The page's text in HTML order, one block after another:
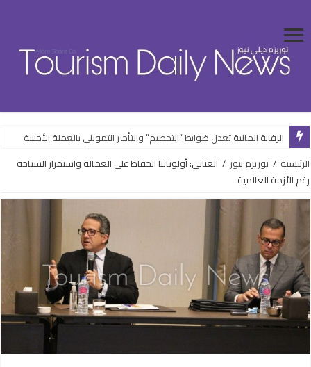
الرقابة المالية تعدل ضوابط “التخصيم” والتأجير التمويلي بالعملة الأجنبية
الرئيسية / توريزم نيوز / العنانى: أولوياتنا الحفاظ على العمالة واستمرار السياحة
رغم الأزمة العالمية